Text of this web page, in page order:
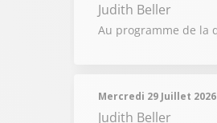
Judith Beller
Au programme de la
Mercredi 29 Juillet 2026
Judith Beller